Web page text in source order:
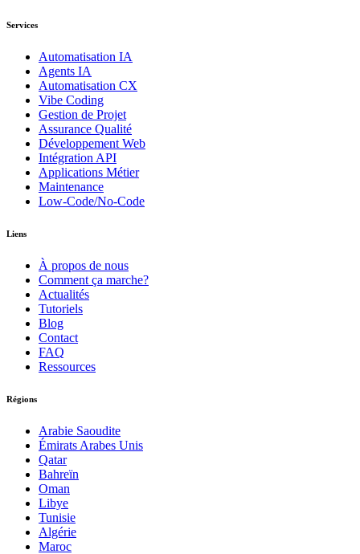
Services
Automatisation IA
Agents IA
Automatisation CX
Vibe Coding
Gestion de Projet
Assurance Qualité
Développement Web
Intégration API
Applications Métier
Maintenance
Low-Code/No-Code
Liens
À propos de nous
Comment ça marche?
Actualités
Tutoriels
Blog
Contact
FAQ
Ressources
Régions
Arabie Saoudite
Émirats Arabes Unis
Qatar
Bahreïn
Oman
Libye
Tunisie
Algérie
Maroc